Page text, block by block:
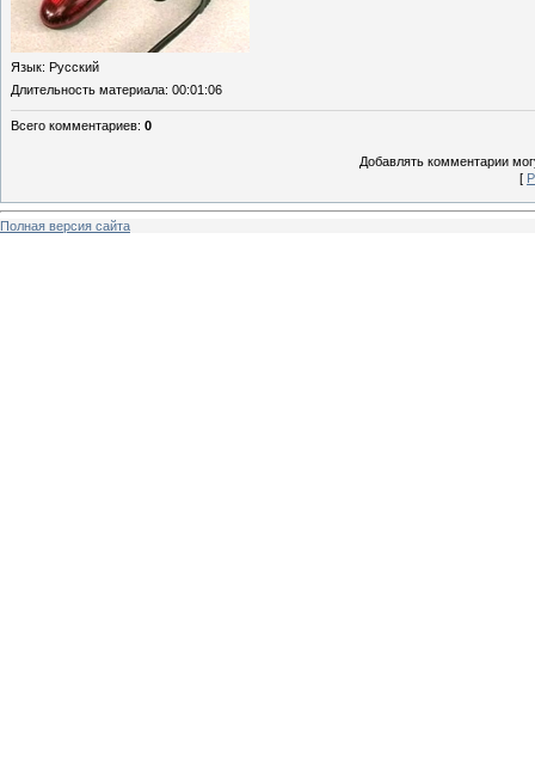
Язык: Русский
Длительность материала: 00:01:06
Всего комментариев: 0
Добавлять комментарии
[
Полная версия сайта